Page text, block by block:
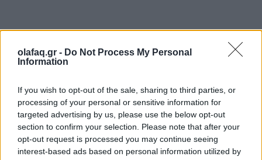
olafaq.gr - Do Not Process My Personal
Information
If you wish to opt-out of the sale, sharing to third parties, or
processing of your personal or sensitive information for
targeted advertising by us, please use the below opt-out
section to confirm your selection. Please note that after your
opt-out request is processed you may continue seeing
interest-based ads based on personal information utilized by